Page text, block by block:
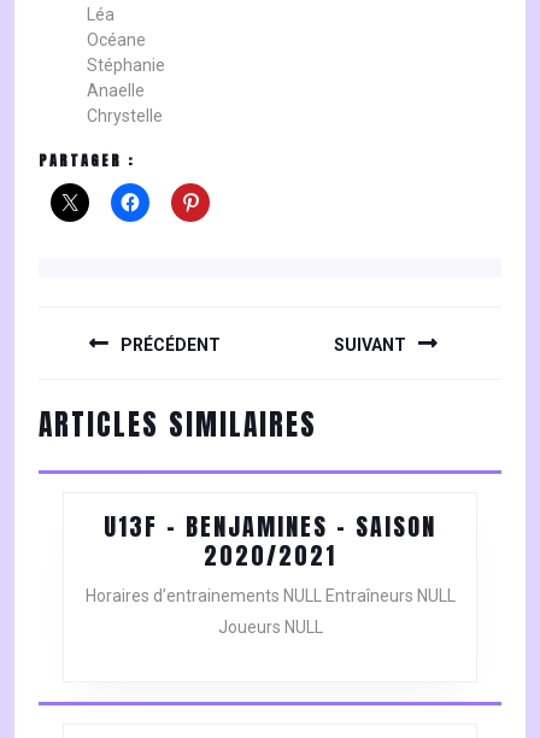
Léa
Océane
Stéphanie
Anaelle
Chrystelle
PARTAGER :
PRÉCÉDENT
post:
SUIVANT
post:
ARTICLES SIMILAIRES
U13F – BENJAMINES – SAISON
2020/2021
–
BENJAMINES
2020/2021
Horaires d’entrainements NULL Entraîneurs NULL
Joueurs NULL